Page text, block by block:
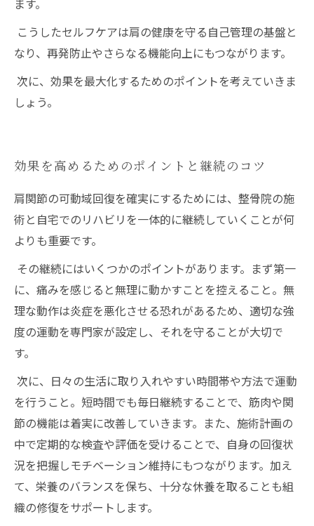
ます。
こうしたセルフケアは肩の健康を守る自己管理の基盤と
なり、再発防止やさらなる機能向上にもつながります。
次に、効果を最大化するためのポイントを考えていきま
しょう。
効果を高めるためのポイントと継続のコツ
肩関節の可動域回復を確実にするためには、整骨院の施
術と自宅でのリハビリを一体的に継続していくことが何
よりも重要です。
その継続にはいくつかのポイントがあります。まず第一
に、痛みを感じると無理に動かすことを控えること。無
理な動作は炎症を悪化させる恐れがあるため、適切な強
度の運動を専門家が設定し、それを守ることが大切で
す。
次に、日々の生活に取り入れやすい時間帯や方法で運動
を行うこと。短時間でも毎日継続することで、筋肉や関
節の機能は着実に改善していきます。また、施術計画の
中で定期的な検査や評価を受けることで、自身の回復状
況を把握しモチベーション維持にもつながります。加え
て、栄養のバランスを保ち、十分な休養を取ることも組
織の修復をサポートします。